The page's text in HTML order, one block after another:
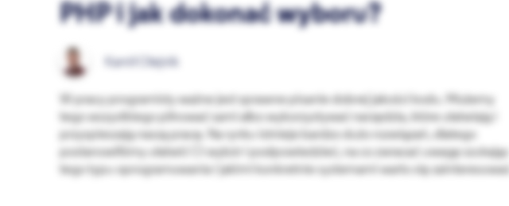
PHP i jak dokonać wyboru?
Kamil Olejnik
W pracy programisty ważne jest sprawne pisanie dobrej jakości kodu. Możemy
tego wszystkiego pilnować sami albo wykorzystywać narzędzia, które ułatwiają i
przyspieszają naszą pracę. Na rynku istnieje bardzo dużo rozwiązań, dlatego
postanowiliśmy ułatwić Ci wybór i podpowiedzieć, na co zwracać uwagę szukając
tego typu oprogramowania i jakimi konkretnie systemami warto się zainteresować.